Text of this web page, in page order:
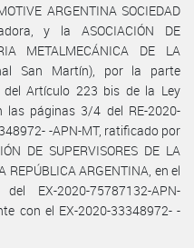
ARGENTINA SOCIEDAD
y la ASOCIACIÓN DE
METALMECÁNICA DE LA
San Martín), por la parte
Artículo 223 bis de la Ley
las páginas 3/4 del RE-2020-
-APN-MT, ratificado por
DE SUPERVISORES DE LA
REPÚBLICA ARGENTINA, en el
del EX-2020-75787132-APN-
con el EX-2020-33348972- -